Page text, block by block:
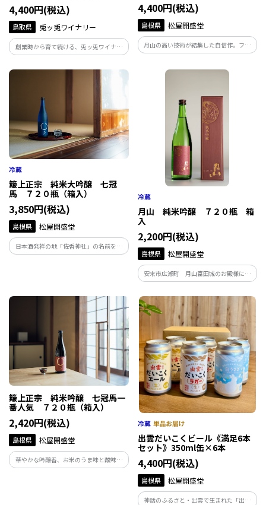
4,400円(税込)
鳥取県 兎ッ兎ワイナリー
創業時から育て続ける、兎ッ兎ワイナリ
ーのクラシック「ヤマブラン」。 鳥取の
自然に真摯に向き合い、悠々とぶどうを
育て、その美味しさをそのままに映した
ワイン造りを貫いてきた、歴史の結晶で
す。
4,400円(税込)
島根県 松屋開盛堂
月山の高い技術が結集した自信作。フル
ーティーな吟醸香と柔らかい味わいで食
簸上正宗 純米大吟醸 七冠
馬 ７２０瓶（箱入）
3,850円(税込)
島根県 松屋開盛堂
日本酒発祥の地「佐香神社」の名前を冠
する島根県独自の酒米「佐香錦」で仕込
月山 純米吟醸 ７２０瓶 箱
入
2,200円(税込)
島根県 松屋開盛堂
安来市広瀬町 月山富田城のお殿様に献
上していた歴史あるお酒。上品な旨味と
香り、透き通る味わい、すべてがバラン
スよく調和した純米吟醸になります。冷酒
がオススメになります。
簸上正宗 純米吟醸 七冠馬一
番人気 ７２０瓶（箱入）
2,420円(税込)
島根県 松屋開盛堂
華やかな吟醸香、お米のうま味と酸味、
そしてすっきりとしたあと味をバランス
出雲だいこくビール《満足6本
セット》350ml缶×6本
4,400円(税込)
島根県 松屋開盛堂
神話のふるさと・出雲で生まれた「出雲